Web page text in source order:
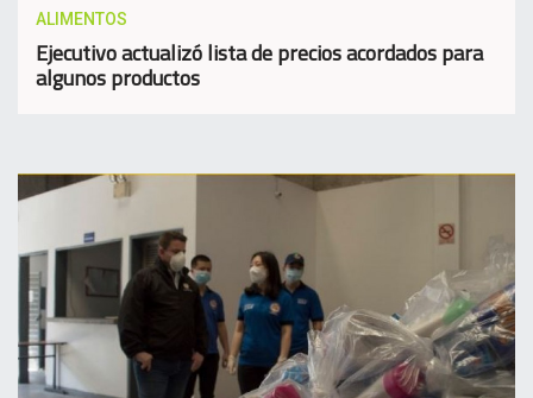
ALIMENTOS
Ejecutivo actualizó lista de precios acordados para
algunos productos